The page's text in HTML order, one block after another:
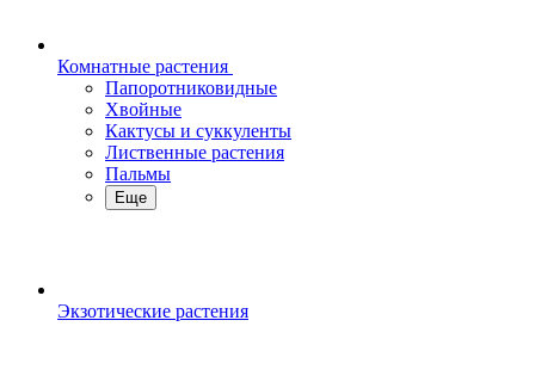
Комнатные растения
Папоротниковидные
Хвойные
Кактусы и суккуленты
Лиственные растения
Пальмы
Еще
Экзотические растения